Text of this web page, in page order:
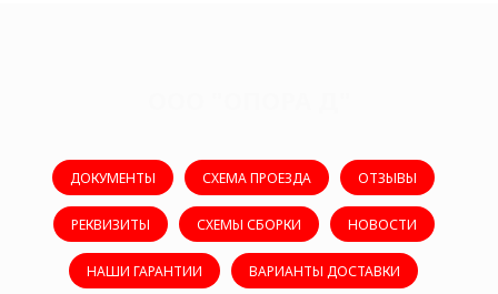
ДОКУМЕНТЫ СХЕМА ПРОЕЗДА ОТЗЫВЫ
РЕКВИЗИТЫ СХЕМЫ СБОРКИ НОВОСТИ
НАШИ ГАРАНТИИ ВАРИАНТЫ ДОСТАВКИ